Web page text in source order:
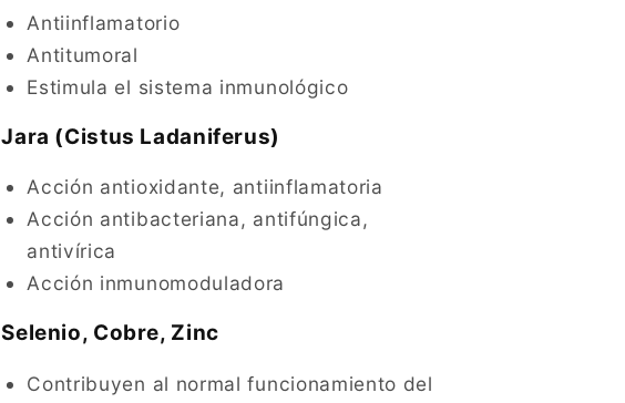
Antiinflamatorio
Antitumoral
Estimula el sistema inmunológico
Jara (Cistus Ladaniferus)
Acción antioxidante, antiinflamatoria
Acción antibacteriana, antifúngica,
antivírica
Acción inmunomoduladora
Selenio, Cobre, Zinc
Contribuyen al normal funcionamiento del